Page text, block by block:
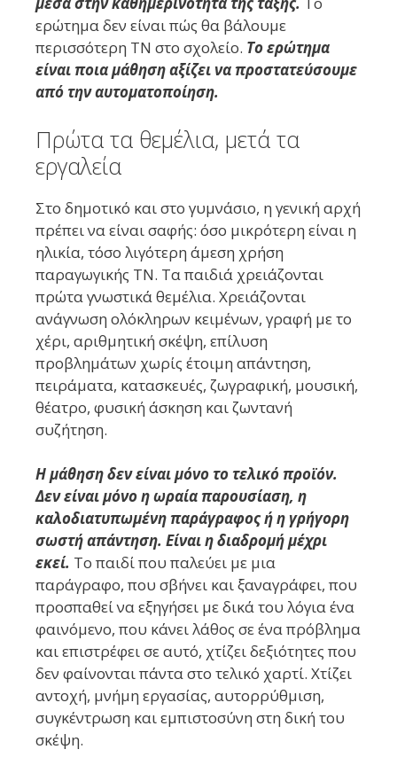
ερώτημα δεν είναι πώς θα βάλουμε
περισσότερη ΤΝ στο σχολείο. Το ερώτημα
είναι ποια μάθηση αξίζει να προστατεύσουμε
από την αυτοματοποίηση.
Πρώτα τα θεμέλια, μετά τα
εργαλεία
Στο δημοτικό και στο γυμνάσιο, η γενική αρχή
πρέπει να είναι σαφής: όσο μικρότερη είναι η
ηλικία, τόσο λιγότερη άμεση χρήση
παραγωγικής ΤΝ. Τα παιδιά χρειάζονται
πρώτα γνωστικά θεμέλια. Χρειάζονται
ανάγνωση ολόκληρων κειμένων, γραφή με το
χέρι, αριθμητική σκέψη, επίλυση
προβλημάτων χωρίς έτοιμη απάντηση,
πειράματα, κατασκευές, ζωγραφική, μουσική,
θέατρο, φυσική άσκηση και ζωντανή
συζήτηση.
Η μάθηση δεν είναι μόνο το τελικό προϊόν.
Δεν είναι μόνο η ωραία παρουσίαση, η
καλοδιατυπωμένη παράγραφος ή η γρήγορη
σωστή απάντηση. Είναι η διαδρομή μέχρι
εκεί. Το παιδί που παλεύει με μια
παράγραφο, που σβήνει και ξαναγράφει, που
προσπαθεί να εξηγήσει με δικά του λόγια ένα
φαινόμενο, που κάνει λάθος σε ένα πρόβλημα
και επιστρέφει σε αυτό, χτίζει δεξιότητες που
δεν φαίνονται πάντα στο τελικό χαρτί. Χτίζει
αντοχή, μνήμη εργασίας, αυτορρύθμιση,
συγκέντρωση και εμπιστοσύνη στη δική του
σκέψη.